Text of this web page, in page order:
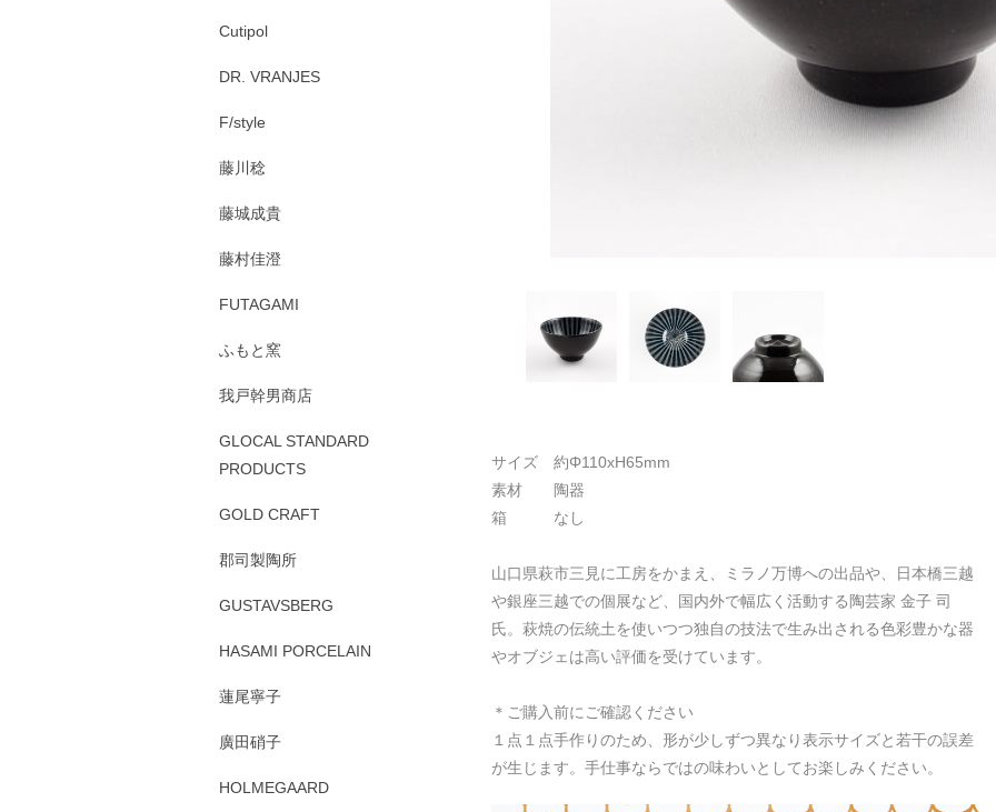
サイズ 約Φ110xH65mm
素材 陶器
箱 なし
山口県萩市三見に工房をかまえ、ミラノ万博への出品や、日本橋三越
や銀座三越での個展など、国内外で幅広く活動する陶芸家 金子 司
氏。萩焼の伝統土を使いつつ独自の技法で生み出される色彩豊かな器
やオブジェは高い評価を受けています。
＊ご購入前にご確認ください
１点１点手作りのため、形が少しずつ異なり表示サイズと若干の誤差
が生じます。手仕事ならではの味わいとしてお楽しみください。
Cutipol
DR. VRANJES
F/style
藤川稔
藤城成貴
藤村佳澄
FUTAGAMI
ふもと窯
我戸幹男商店
GLOCAL STANDARD
PRODUCTS
GOLD CRAFT
郡司製陶所
GUSTAVSBERG
HASAMI PORCELAIN
蓮尾寧子
廣田硝子
HOLMEGAARD